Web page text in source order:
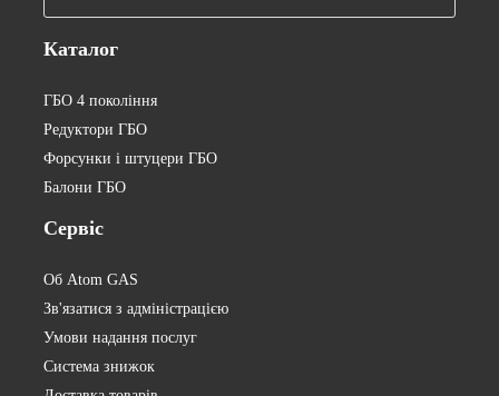
Каталог
ГБО 4 покоління
Редуктори ГБО
Форсунки і штуцери ГБО
Балони ГБО
Сервіс
Об Atom GAS
Зв'язатися з адміністрацією
Умови надання послуг
Система знижок